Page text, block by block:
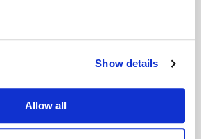
Show details
Allow all
書